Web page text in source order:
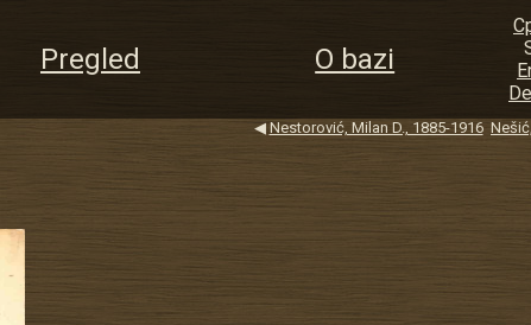
Pregled O bazi
◀ Nestorović, Milan D., 1885-1916